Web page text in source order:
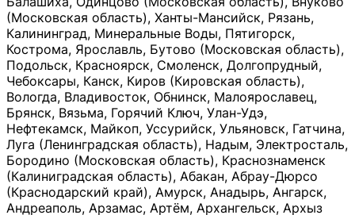
(Московская область), Ханты-Мансийск, Рязань,
Калининград, Минеральные Воды, Пятигорск,
Кострома, Ярославль, Бутово (Московская область),
Подольск, Красноярск, Смоленск, Долгопрудный,
Чебоксары, Канск, Киров (Кировская область),
Вологда, Владивосток, Обнинск, Малоярославец,
Брянск, Вязьма, Горячий Ключ, Улан-Удэ,
Нефтекамск, Майкоп, Уссурийск, Ульяновск, Гатчина,
Луга (Ленинградская область), Надым, Электросталь,
Бородино (Московская область), Краснознаменск
(Калиниградская область), Абакан, Абрау-Дюрсо
(Краснодарский край), Амурск, Анадырь, Ангарск,
Андреаполь, Арзамас, Артём, Архангельск, Архыз